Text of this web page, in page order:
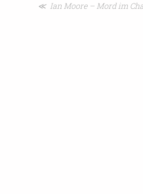
≪ Ian Moore – Mord im